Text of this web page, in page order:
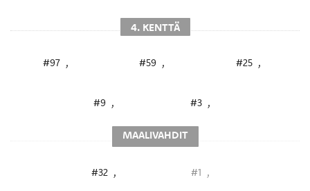
4. KENTTÄ
#97 , #59 , #25 ,
#9 , #3 ,
MAALIVAHDIT
#32 , #1 ,